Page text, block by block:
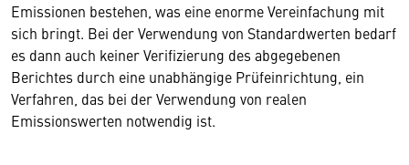
Emissionen bestehen, was eine enorme Vereinfachung mit
sich bringt. Bei der Verwendung von Standardwerten bedarf
es dann auch keiner Verifizierung des abgegebenen
Berichtes durch eine unabhängige Prüfeinrichtung, ein
Verfahren, das bei der Verwendung von realen
Emissionswerten notwendig ist.